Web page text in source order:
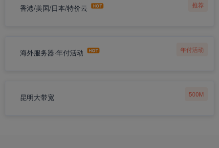
香港/美国/日本/特价云 推荐
海外服务器·年付活动 年付活动
昆明大带宽 500M